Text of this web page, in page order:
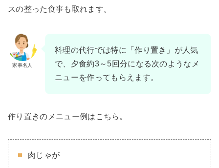
スの整った食事も取れます。
家事名人
料理の代行では特に「作り置き」が人気
で、夕食約3～5回分になる次のようなメ
ニューを作ってもらえます。
作り置きのメニュー例はこちら。
肉じゃが